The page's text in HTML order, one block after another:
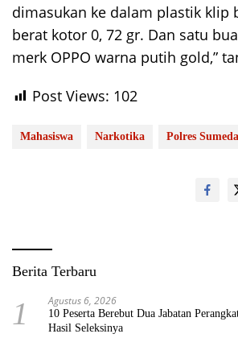
dimasukan ke dalam plastik klip
berat kotor 0, 72 gr. Dan satu
merk OPPO warna putih gold,”
Post Views: 102
Mahasiswa Narkotika Polres
Berita Terbaru
1 Agustus 6, 2026
10 Peserta Berebut Dua Jabatan
Hasil Seleksinya